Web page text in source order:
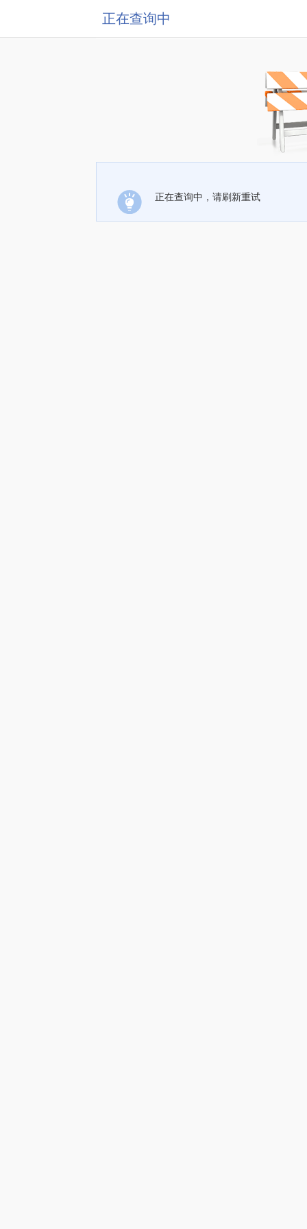
正在查询中
正在查询中，请刷新重试